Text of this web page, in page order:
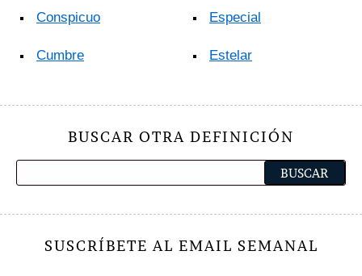
Conspicuo
Cumbre
Especial
Estelar
BUSCAR OTRA DEFINICIÓN
SUSCRÍBETE AL EMAIL SEMANAL